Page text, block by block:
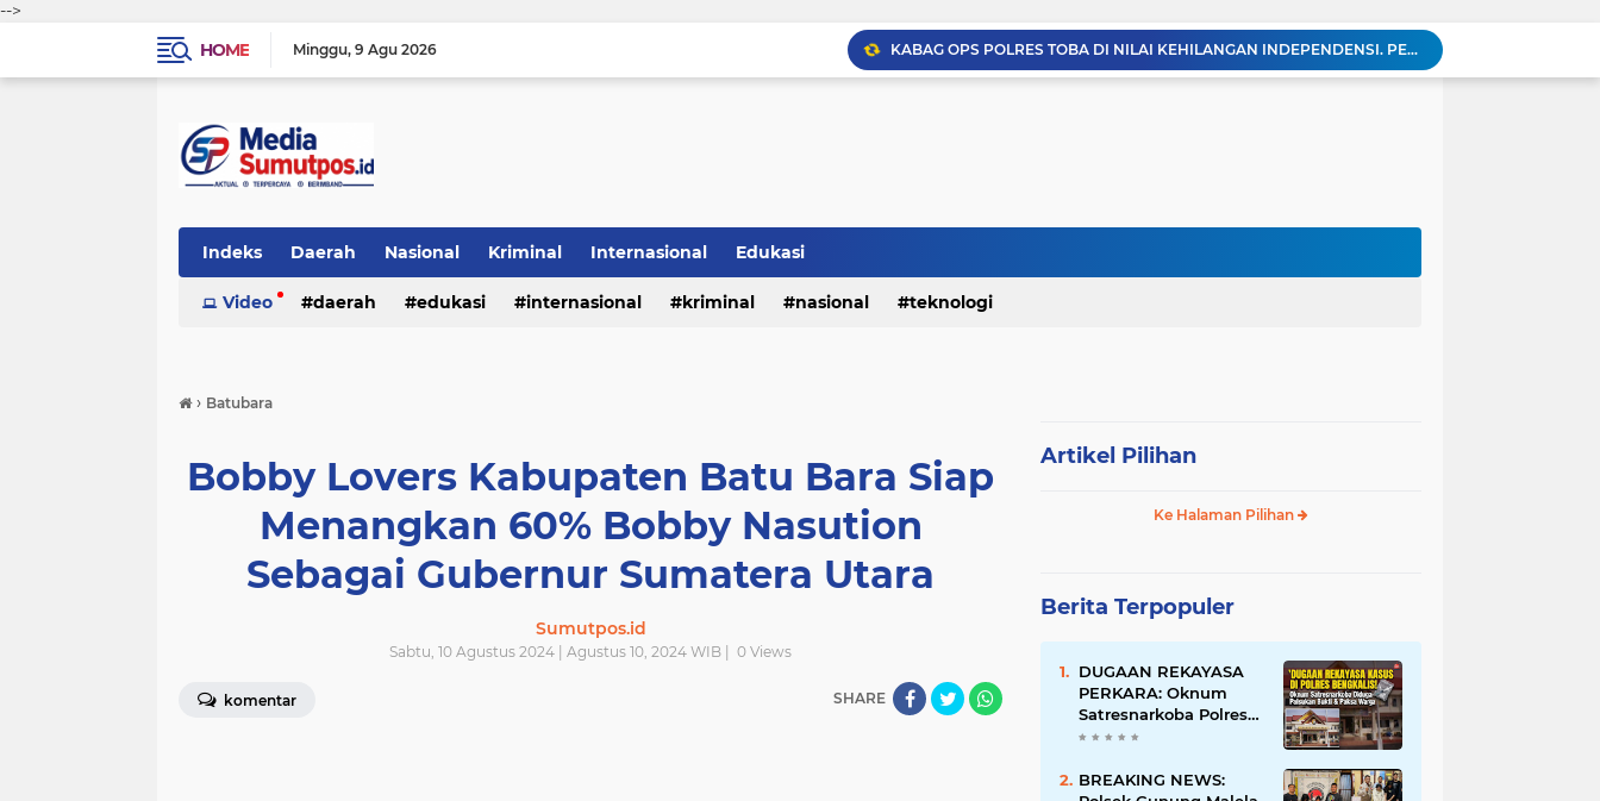
-->
HOME
Minggu 9 Agu 2026
KABAG OPS POLRES TOBA DI NILAI KEHILANGAN INDEPENDENSI. PENGAMANAN PENEMBOKAN TANAH DI LAGUBOTI DAPAT SOROTAN.
BREAKING NEWS: Polsek Gunung Malela Gerebek Lokalisasi Bukit Maraja, Dua Perempuan Menangis Saat Diciduk Bersama Sabu
‎Wakil Bupati Audiensi dengan Wamenaker RI, Dorong Penguatan SDM dan Perlindungan Pekerja di Tanjung Jabung Barat ‎ ‎
Indeks Daerah Nasional Kriminal Internasional Edukasi
Video daerah edukasi internasional kriminal nasional teknologi
› Batubara
Bobby Lovers Kabupaten Batu Bara Siap
Menangkan 60% Bobby Nasution
Sebagai Gubernur Sumatera Utara
Sumutpos.id
Sabtu, 10 Agustus 2024 | Agustus 10, 2024 WIB | 0 Views
komentar SHARE
Artikel Pilihan
Ke Halaman Pilihan
Berita Terpopuler
DUGAAN REKAYASA
PERKARA: Oknum
Satresnarkoba Polres
Bengkalis Diduga
Hingga Paksa Warga
BREAKING NEWS: